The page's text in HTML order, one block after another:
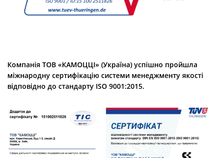
Компанія ТОВ «КАМОЦЦІ» (Україна) успішно пройшла
міжнародну сертифікацію системи менеджменту якості
відповідно до стандарту ISO 9001:2015.